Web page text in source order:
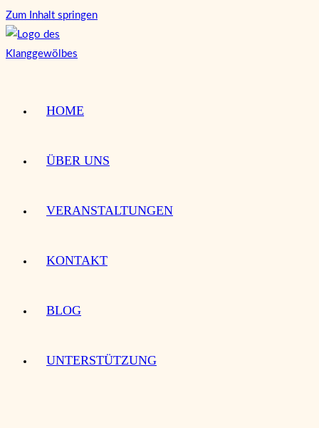
Zum Inhalt springen
HOME
ÜBER UNS
VERANSTALTUNGEN
KONTAKT
BLOG
UNTERSTÜTZUNG